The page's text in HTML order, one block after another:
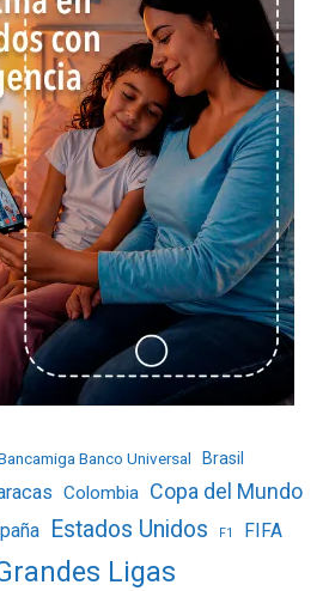
Banco Universal Brasil
Colombia Copa del Mundo
Estados Unidos F1 FIFA
Ligas